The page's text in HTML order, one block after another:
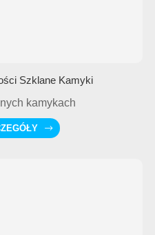
Szklane Kamyki
kamykach